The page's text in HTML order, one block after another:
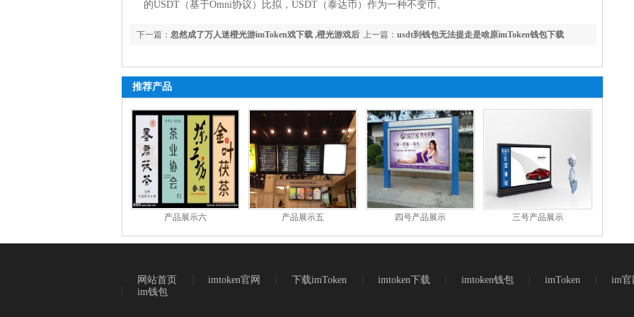
的USDT（基于Omni协议）比拟，USDT（泰达币）作为一种不变币。
上一篇： usdt到钱包无法提走是啥原imToken钱包下载
下一篇： 忽然成了万人迷橙光游imToken戏下载 ,橙光游戏后
推荐产品
产品展示六 产品展示五 四号产品展示 三号产品展示
网站首页 imtoken官网 下载imToken imtoken下载 imtoken钱包 imToken im官
im钱包